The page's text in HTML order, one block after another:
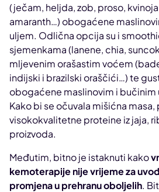
(ječam, heljda, zob, proso,
amaranth…) obogaćene
uljem. Odlična opcija su i
sjemenkama (lanene, chia,
mljevenim orašastim voćem
indijski i brazilski oraščići…) te
obogaćene maslinovim i bučinim
Kako bi se očuvala mišićna
visokokvalitetne proteine iz jaja,
proizvoda.
Međutim, bitno je istaknuti kako
kemoterapije nije vrijeme za
promjena u prehranu oboljelih.